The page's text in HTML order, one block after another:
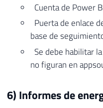
Cuenta de Power
Puerta de enlace
base de
Se debe habilitar
no figuran en
6) Informes de